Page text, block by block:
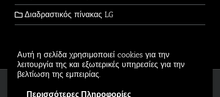
Αυτή η σελίδα χρησιμοποιεί cookies για την
λειτουργία της και εξωτερικές υπηρεσίες για την
βελτίωση της εμπειρίας.
Περισσότερες Πληροφορίες
Διαδραστικός πίνακας LG
Αρβανιτίδης Θεόδωρος Powered by